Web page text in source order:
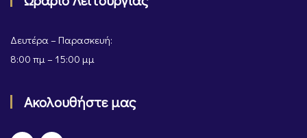
Δευτέρα – Παρασκευή:
8:00 πμ – 15:00 μμ
Ακολουθήστε μας